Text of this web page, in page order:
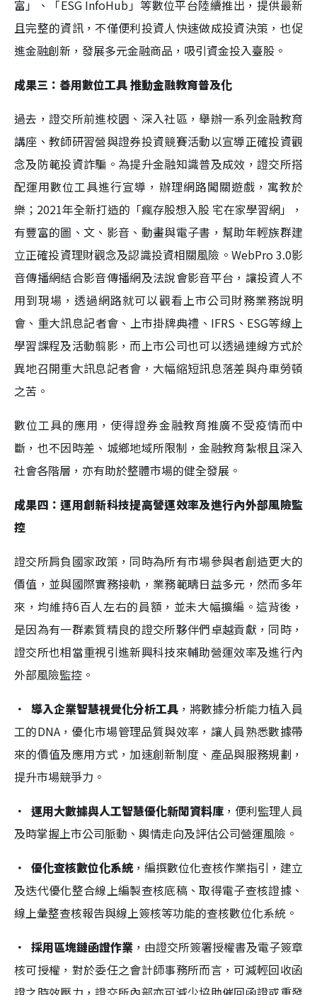
富」、「ESG InfoHub」等數位平台陸續推出，提供最新
且完整的資訊，不僅便利投資人快速做成投資決策，也促
進金融創新，發展多元金融商品，吸引資金投入臺股。
成果三：善用數位工具 推動金融教育普及化
過去，證交所前進校園、深入社區，舉辦一系列金融教育
講座、教師研習營與證券投資競賽活動以宣導正確投資觀
念及防範投資詐騙。為提升金融知識普及成效，證交所搭
配運用數位工具進行宣導，辦理網路闖關遊戲，寓教於
樂；2021年全新打造的「瘋存股想入股 宅在家學習網」，
有豐富的圖、文、影音、動畫與電子書，幫助年輕族群建
立正確投資理財觀念及認識投資相關風險。WebPro 3.0影
音傳播網結合影音傳播網及法說會影音平台，讓投資人不
用到現場，透過網路就可以觀看上市公司財務業務說明
會、重大訊息記者會、上市掛牌典禮、IFRS、ESG等線上
學習課程及活動翦影，而上市公司也可以透過連線方式於
異地召開重大訊息記者會，大幅縮短訊息落差與舟車勞頓
之苦。
數位工具的應用，使得證券金融教育推廣不受疫情而中
斷，也不因時差、城鄉地域所限制，金融教育紮根且深入
社會各階層，亦有助於整體市場的健全發展。
成果四：運用創新科技提高營運效率及進行內外部風險監
控
證交所肩負國家政策，同時為所有市場參與者創造更大的
價值，並與國際實務接軌，業務範疇日益多元，然而多年
來，均維持6百人左右的員額，並未大幅擴編。這背後，
是因為有一群素質精良的證交所夥伴們卓越貢獻，同時，
證交所也相當重視引進新興科技來輔助營運效率及進行內
外部風險監控。
． 導入企業智慧視覺化分析工具 ，將數據分析能力植入員
工的DNA，優化市場管理品質與效率，讓人員熟悉數據帶
來的價值及應用方式，加速創新制度、產品與服務規劃，
提升市場競爭力。
． 運用大數據與人工智慧優化新聞資料庫 ，便利監理人員
及時掌握上市公司脈動、輿情走向及評估公司營運風險。
． 優化查核數位化系統，編撰數位化查核作業指引，建立
及迭代優化整合線上編製查核底稿、取得電子查核證據、
線上彙整查核報告與線上簽核等功能的查核數位化系統。
． 採用區塊鏈函證作業 ，由證交所簽署授權書及電子簽章
核可授權，對於委任之會計師事務所而言，可減輕回收函